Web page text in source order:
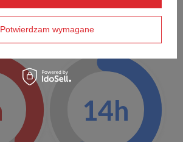
Czas utrzymywania
14h
Potwierdzam wymagane